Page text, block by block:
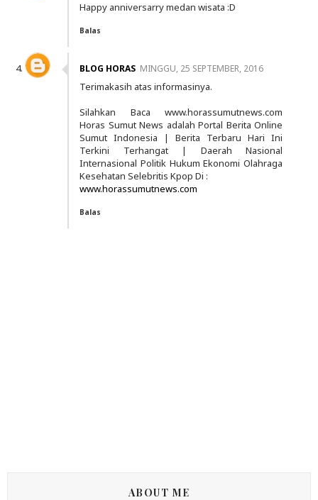
Happy anniversarry medan wisata :D
Balas
BLOG HORAS MINGGU, 25 SEPTEMBER, 2016
Terimakasih atas informasinya.
Silahkan Baca www.horassumutnews.com
Horas Sumut News adalah Portal Berita Online
Sumut Indonesia | Berita Terbaru Hari Ini
Terkini Terhangat | Daerah Nasional
Internasional Politik Hukum Ekonomi Olahraga
Kesehatan Selebritis Kpop Di :
www.horassumutnews.com
Balas
ABOUT ME